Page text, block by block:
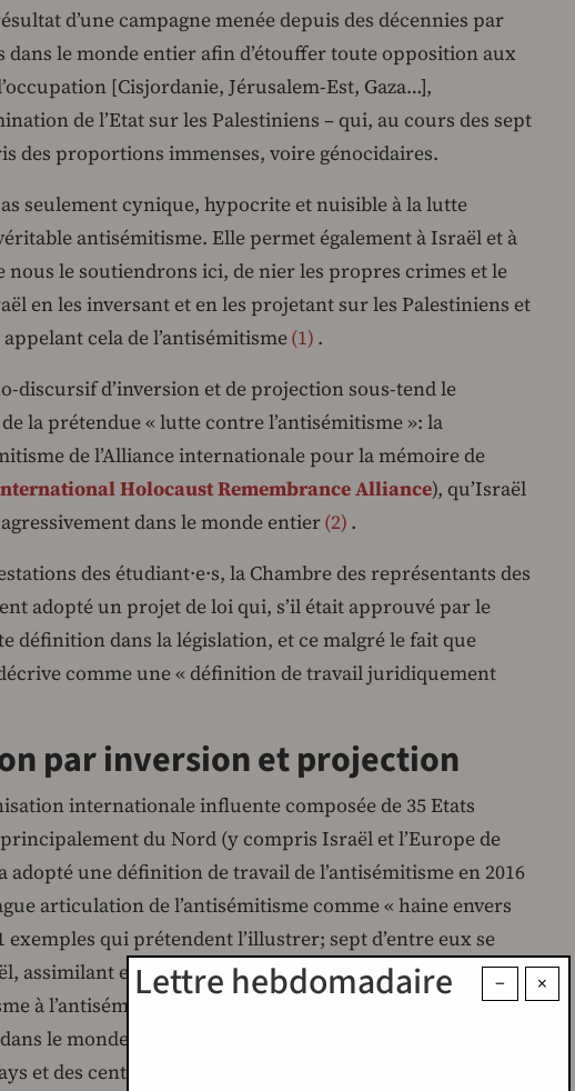
d’une campagne menée depuis des décennies par
dans le monde entier afin d’étouffer toute opposition aux
[Cisjordanie, Jérusalem-Est, Gaza…],
de l’Etat sur les Palestiniens – qui, au cours des sept
des proportions immenses, voire génocidaires.
seulement cynique, hypocrite et nuisible à la lutte
antisémitisme. Elle permet également à Israël et à
nous le soutiendrons ici, de nier les propres crimes et le
en les inversant et en les projetant sur les Palestiniens et
cela de l’antisémitisme 1 .
discursif d’inversion et de projection sous-tend le
la prétendue « lutte contre l’antisémitisme »: la
de l’Alliance internationale pour la mémoire de
Holocaust Remembrance Alliance), qu’Israël
dans le monde entier 2 .
des étudiant·e·s, la Chambre des représentants des
adopté un projet de loi qui, s’il était approuvé par le
définition dans la législation, et ce malgré le fait que
comme une « définition de travail juridiquement
par inversion et projection
internationale influente composée de 35 Etats
du Nord (y compris Israël et l’Europe de
adopté une définition de travail de l’antisémitisme en 2016
articulation de l’antisémitisme comme « haine envers
exemples qui prétendent l’illustrer; sept d’entre eux se
assimilant essentiellement la critique d’Israël et
à l’antisémitisme. Cette définition a donc suscité une
le monde juif et au-delà, bien qu’elle ait été adoptée
et des centaines d’organisations, des universités aux
×
−
Lettre hebdomadaire